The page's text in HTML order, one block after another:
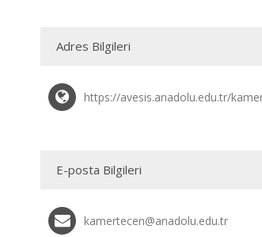
Adres Bilgileri
https://avesis.anadolu.edu.tr/
E-posta Bilgileri
kamertecen@anadolu.edu.tr